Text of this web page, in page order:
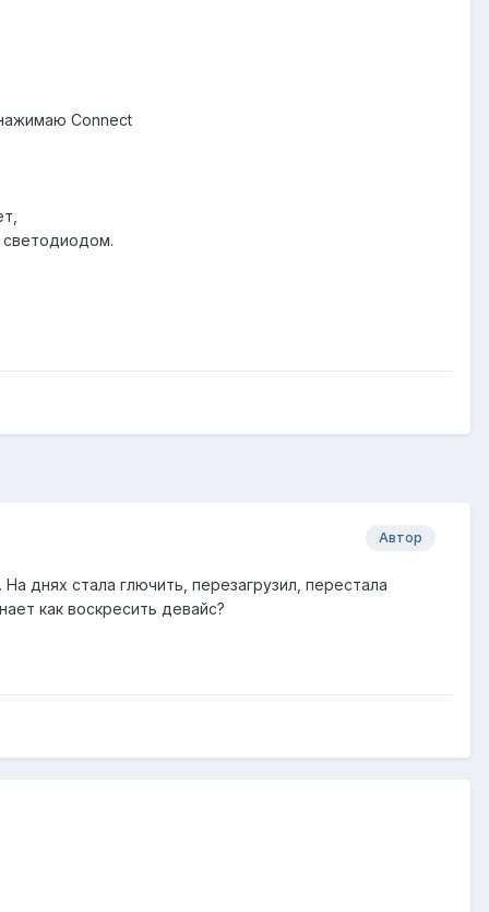
Connect
светодиодом.
Автор
днях стала глючить, перезагрузил, перестала
как воскресить девайс?